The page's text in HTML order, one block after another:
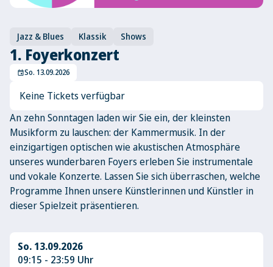
Jazz & Blues Klassik Shows
1. Foyerkonzert
eventSo. 13.09.2026
Keine Tickets verfügbar
An zehn Sonntagen laden wir Sie ein, der kleinsten
Musikform zu lauschen: der Kammermusik. In der
einzigartigen optischen wie akustischen Atmosphäre
unseres wunderbaren Foyers erleben Sie instrumentale
und vokale Konzerte. Lassen Sie sich überraschen, welche
Programme Ihnen unsere Künstlerinnen und Künstler in
dieser Spielzeit präsentieren.
So. 13.09.2026
09:15 - 23:59 Uhr